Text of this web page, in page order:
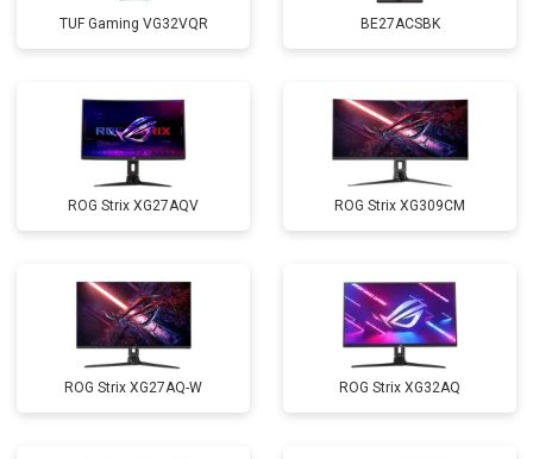
TUF Gaming VG32VQR BE27ACSBK
ROG Strix XG27AQV ROG Strix XG309CM
ROG Strix XG27AQ-W ROG Strix XG32AQ